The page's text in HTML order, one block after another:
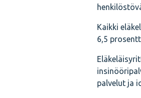
Kaikki
6,5
palvelut ja